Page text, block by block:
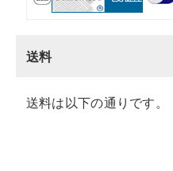
送料
送料は以下の通りです。